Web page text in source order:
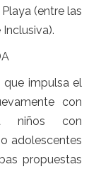
(entre las
que impulsa el
con
niños con
adolescentes
propuestas